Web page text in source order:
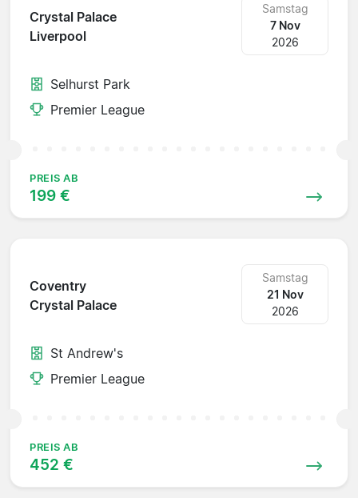
Crystal Palace
Liverpool
Samstag
7 Nov
2026
Selhurst Park
Premier League
PREIS AB
199 €
Coventry
Crystal Palace
Samstag
21 Nov
2026
St Andrew's
Premier League
PREIS AB
452 €